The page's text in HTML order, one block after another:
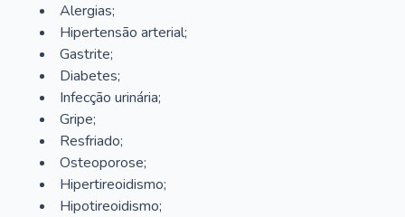
Alergias;
Hipertensão arterial;
Gastrite;
Diabetes;
Infecção urinária;
Gripe;
Resfriado;
Osteoporose;
Hipertireoidismo;
Hipotireoidismo;